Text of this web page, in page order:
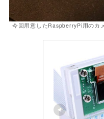
今回用意したRaspberryPi用のカ